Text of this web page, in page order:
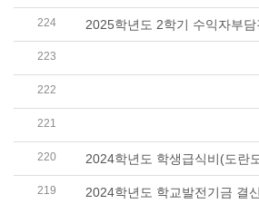
224 2025학년도 2학기 수익자부담
223 2026학년도 예산서(학교회
222 2025학년도 1학기 수익자부
221 2024학년도 세입세출 결산서
220 2024학년도 학생급식비(도란
219 2024학년도 학교발전기금 결